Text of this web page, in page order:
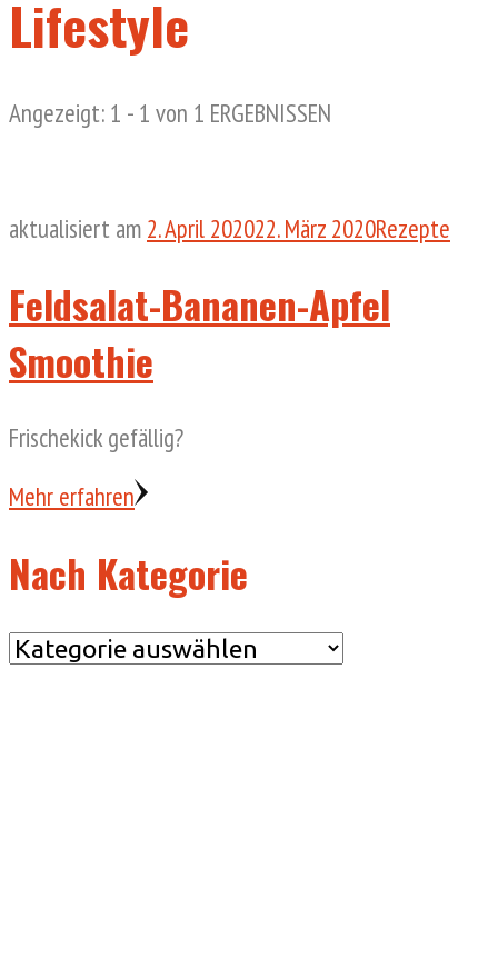
Lifestyle
Angezeigt: 1 - 1 von 1 ERGEBNISSEN
aktualisiert am 2. April 202022. März 2020Rezepte
Feldsalat-Bananen-Apfel
Smoothie
Frischekick gefällig?
Mehr erfahren
Nach Kategorie
Nach